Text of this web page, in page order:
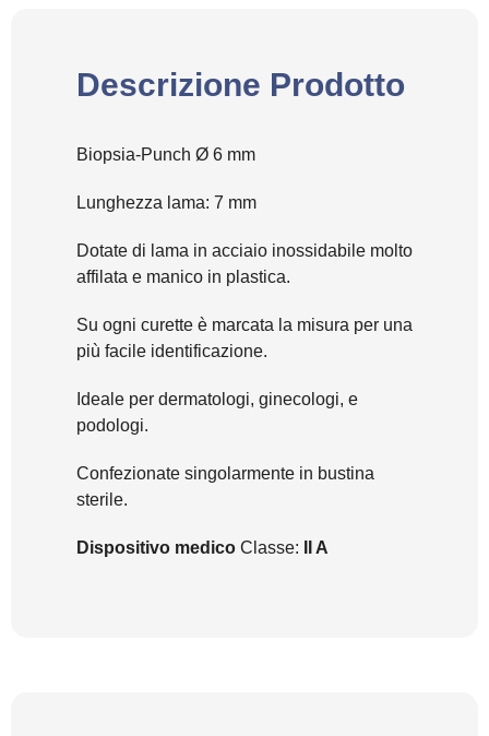
Descrizione Prodotto
Biopsia-Punch Ø 6 mm
Lunghezza lama: 7 mm
Dotate di lama in acciaio inossidabile molto
affilata e manico in plastica.
Su ogni curette è marcata la misura per una
più facile identificazione.
Ideale per dermatologi, ginecologi, e
podologi.
Confezionate singolarmente in bustina
sterile.
Dispositivo medico Classe: II A